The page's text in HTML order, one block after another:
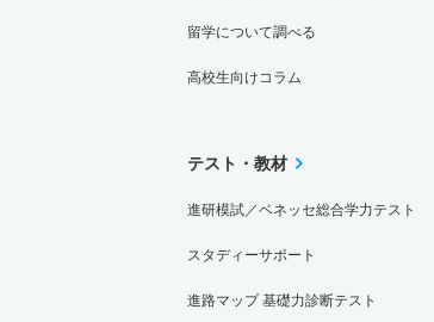
留学について調べる
高校生向けコラム
テスト・教材
進研模試／ベネッセ総合学力テスト
スタディーサポート
進路マップ 基礎力診断テスト